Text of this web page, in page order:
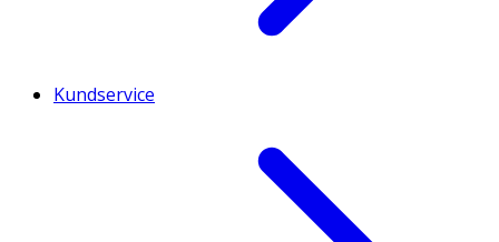
Kundservice